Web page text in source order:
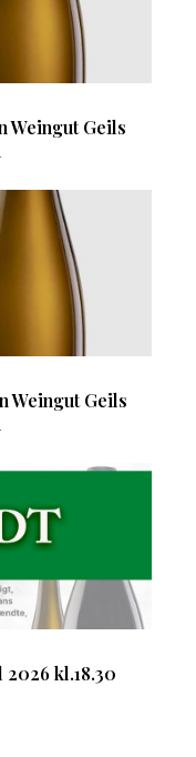
Weingut Geils
Weingut Geils
kl.18.30